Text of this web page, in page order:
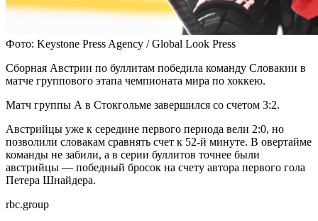
Фото: Keystone Press Agency / Global Look Press
Сборная Австрии по буллитам победила команду Словакии в
матче группового этапа чемпионата мира по хоккею.
Матч группы А в Стокгольме завершился со счетом 3:2.
Австрийцы уже к середине первого периода вели 2:0, но
позволили словакам сравнять счет к 52-й минуте. В овертайме
команды не забили, а в серии буллитов точнее были
австрийцы — победный бросок на счету автора первого гола
Петера Шнайдера.
rbc.group